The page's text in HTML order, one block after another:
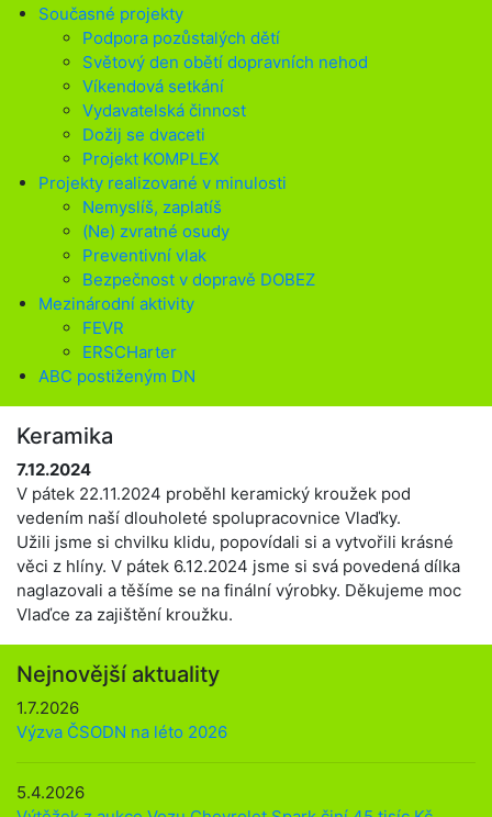
Současné projekty
Podpora pozůstalých dětí
Světový den obětí dopravních nehod
Víkendová setkání
Vydavatelská činnost
Dožij se dvaceti
Projekt KOMPLEX
Projekty realizované v minulosti
Nemyslíš, zaplatíš
(Ne) zvratné osudy
Preventivní vlak
Bezpečnost v dopravě DOBEZ
Mezinárodní aktivity
FEVR
ERSCHarter
ABC postiženým DN
Keramika
7.12.2024
V pátek 22.11.2024 proběhl keramický kroužek pod
vedením naší dlouholeté spolupracovnice Vlaďky.
Užili jsme si chvilku klidu, popovídali si a vytvořili krásné
věci z hlíny. V pátek 6.12.2024 jsme si svá povedená dílka
naglazovali a těšíme se na finální výrobky. Děkujeme moc
Vlaďce za zajištění kroužku.
Nejnovější aktuality
1.7.2026
Výzva ČSODN na léto 2026
5.4.2026